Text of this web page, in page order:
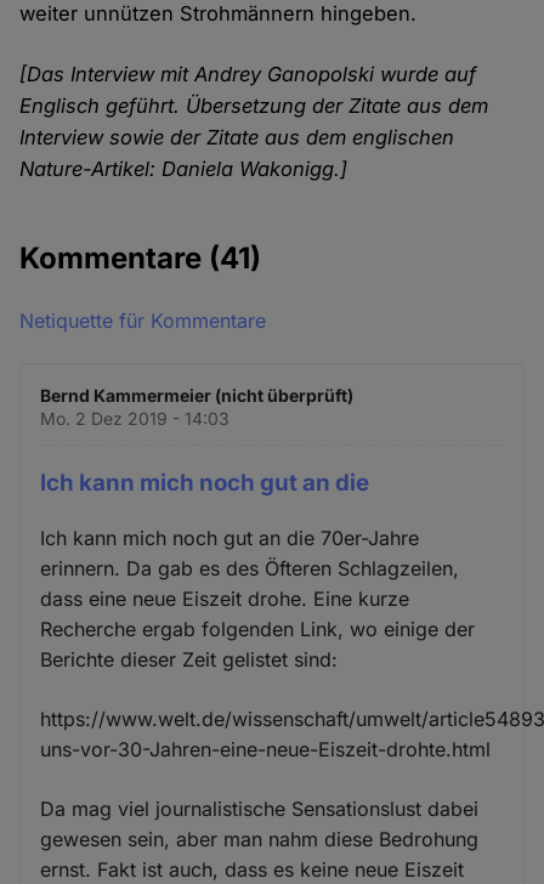
weiter unnützen Strohmännern hingeben.
[Das Interview mit Andrey Ganopolski wurde auf
Englisch geführt. Übersetzung der Zitate aus dem
Interview sowie der Zitate aus dem englischen
Nature-Artikel: Daniela Wakonigg.]
Kommentare (41)
Netiquette für Kommentare
Bernd Kammermeier (nicht überprüft)
Mo. 2 Dez 2019 - 14:03
Ich kann mich noch gut an die
Ich kann mich noch gut an die 70er-Jahre
erinnern. Da gab es des Öfteren Schlagzeilen,
dass eine neue Eiszeit drohe. Eine kurze
Recherche ergab folgenden Link, wo einige der
Berichte dieser Zeit gelistet sind:
https://www.welt.de/wissenschaft/umwelt/
uns-vor-30-Jahren-eine-neue-Eiszeit-drohte.html
Da mag viel journalistische Sensationslust dabei
gewesen sein, aber man nahm diese Bedrohung
ernst. Fakt ist auch, dass es keine neue Eiszeit